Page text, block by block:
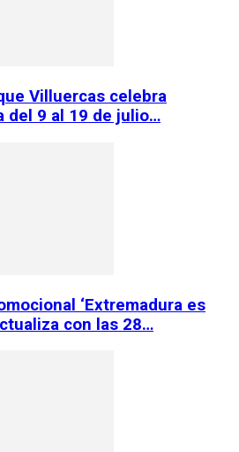
Villuercas celebra
del 9 al 19 de julio…
‘Extremadura es
con las 28…